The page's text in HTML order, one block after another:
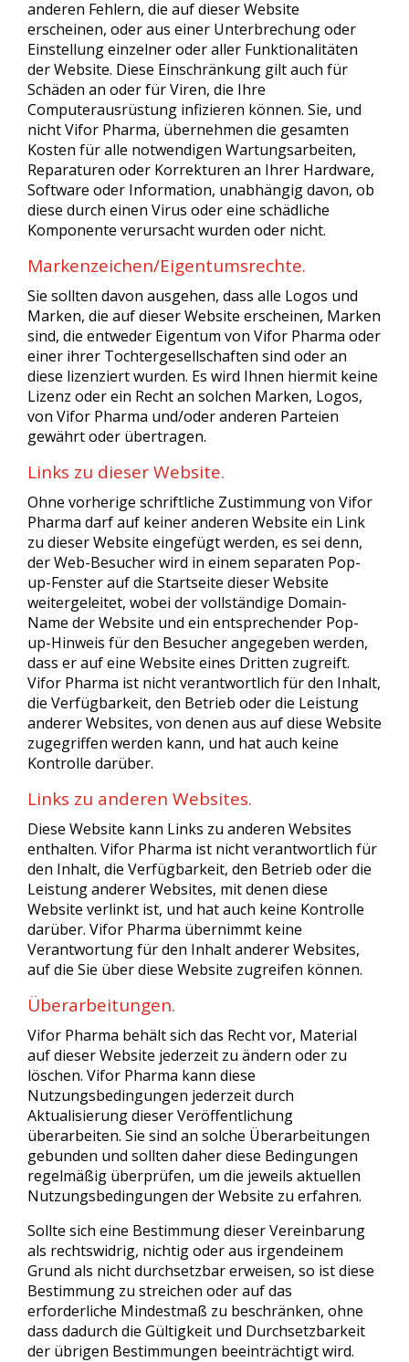
anderen Fehlern, die auf dieser Website
erscheinen, oder aus einer Unterbrechung oder
Einstellung einzelner oder aller Funktionalitäten
der Website. Diese Einschränkung gilt auch für
Schäden an oder für Viren, die Ihre
Computerausrüstung infizieren können. Sie, und
nicht Vifor Pharma, übernehmen die gesamten
Kosten für alle notwendigen Wartungsarbeiten,
Reparaturen oder Korrekturen an Ihrer Hardware,
Software oder Information, unabhängig davon, ob
diese durch einen Virus oder eine schädliche
Komponente verursacht wurden oder nicht.
Markenzeichen/Eigentumsrechte.
Sie sollten davon ausgehen, dass alle Logos und
Marken, die auf dieser Website erscheinen, Marken
sind, die entweder Eigentum von Vifor Pharma oder
einer ihrer Tochtergesellschaften sind oder an
diese lizenziert wurden. Es wird Ihnen hiermit keine
Lizenz oder ein Recht an solchen Marken, Logos,
von Vifor Pharma und/oder anderen Parteien
gewährt oder übertragen.
Links zu dieser Website.
Ohne vorherige schriftliche Zustimmung von Vifor
Pharma darf auf keiner anderen Website ein Link
zu dieser Website eingefügt werden, es sei denn,
der Web-Besucher wird in einem separaten Pop-
up-Fenster auf die Startseite dieser Website
weitergeleitet, wobei der vollständige Domain-
Name der Website und ein entsprechender Pop-
up-Hinweis für den Besucher angegeben werden,
dass er auf eine Website eines Dritten zugreift.
Vifor Pharma ist nicht verantwortlich für den Inhalt,
die Verfügbarkeit, den Betrieb oder die Leistung
anderer Websites, von denen aus auf diese Website
zugegriffen werden kann, und hat auch keine
Kontrolle darüber.
Links zu anderen Websites.
Diese Website kann Links zu anderen Websites
enthalten. Vifor Pharma ist nicht verantwortlich für
den Inhalt, die Verfügbarkeit, den Betrieb oder die
Leistung anderer Websites, mit denen diese
Website verlinkt ist, und hat auch keine Kontrolle
darüber. Vifor Pharma übernimmt keine
Verantwortung für den Inhalt anderer Websites,
auf die Sie über diese Website zugreifen können.
Überarbeitungen.
Vifor Pharma behält sich das Recht vor, Material
auf dieser Website jederzeit zu ändern oder zu
löschen. Vifor Pharma kann diese
Nutzungsbedingungen jederzeit durch
Aktualisierung dieser Veröffentlichung
überarbeiten. Sie sind an solche Überarbeitungen
gebunden und sollten daher diese Bedingungen
regelmäßig überprüfen, um die jeweils aktuellen
Nutzungsbedingungen der Website zu erfahren.
Sollte sich eine Bestimmung dieser Vereinbarung
als rechtswidrig, nichtig oder aus irgendeinem
Grund als nicht durchsetzbar erweisen, so ist diese
Bestimmung zu streichen oder auf das
erforderliche Mindestmaß zu beschränken, ohne
dass dadurch die Gültigkeit und Durchsetzbarkeit
der übrigen Bestimmungen beeinträchtigt wird.